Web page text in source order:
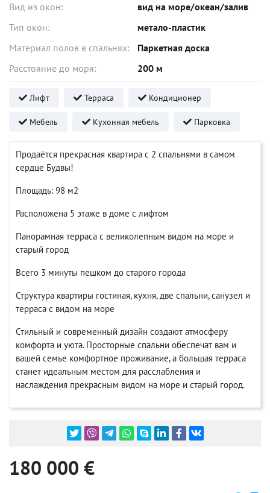
Вид из окон:
вид на море/океан/залив
Тип окон:
метало-пластик
Материал полов в спальнях:
Паркетная доска
Расстояние до моря:
200 м
Лифт Терраса Кондиционер
Мебель Кухонная мебель Парковка
Продаётся прекрасная квартира с 2 спальнями в самом
сердце Будвы!
Площадь: 98 м2
Расположена 5 этаже в доме с лифтом
Панорамная терраса с великолепным видом на море и
старый город
Всего 3 минуты пешком до старого города
Структура квартиры гостиная, кухня, две спальни, санузел и
терраса с видом на море
Стильный и современный дизайн создают атмосферу
комфорта и уюта. Просторные спальни обеспечат вам и
вашей семье комфортное проживание, а большая терраса
станет идеальным местом для расслабления и
наслаждения прекрасным видом на море и старый город.
180 000 €